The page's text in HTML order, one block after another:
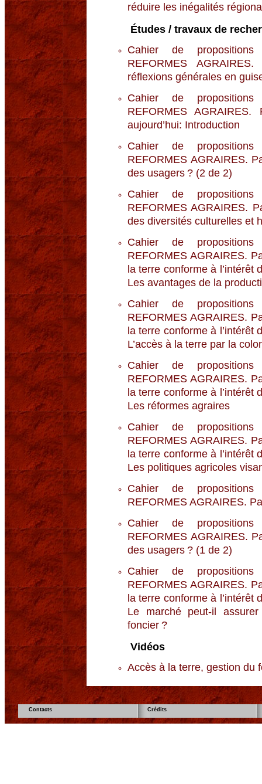
réduire les inégalités
Études / travaux de
Cahier de propositions
REFORMES
réflexions générales en
Cahier de propositions
REFORMES
aujourd’hui: Introduction
Cahier de propositions
REFORMES AGRAIRES.
des usagers ? (2 de 2)
Cahier de propositions
REFORMES AGRAIRES.
des diversités culturelles et
Cahier de propositions
REFORMES AGRAIRES.
la terre conforme à l’intérêt
Les avantages de la
Cahier de propositions
REFORMES AGRAIRES.
la terre conforme à l’intérêt
L’accès à la terre par la
Cahier de propositions
REFORMES AGRAIRES.
la terre conforme à l’intérêt
Les réformes agraires
Cahier de propositions
REFORMES AGRAIRES.
la terre conforme à l’intérêt
Les politiques agricoles
Cahier de propositions
REFORMES AGRAIRES.
Cahier de propositions
REFORMES AGRAIRES.
des usagers ? (1 de 2)
Cahier de propositions
REFORMES AGRAIRES.
la terre conforme à l’intérêt
Le marché peut-il
foncier ?
Vidéos
Accès à la terre, gestion du
Contacts Crédits